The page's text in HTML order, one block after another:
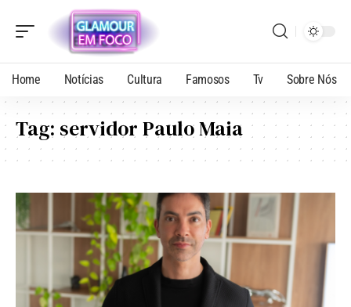
Home Notícias Cultura Famosos Tv Sobre Nós
Tag: servidor Paulo Maia